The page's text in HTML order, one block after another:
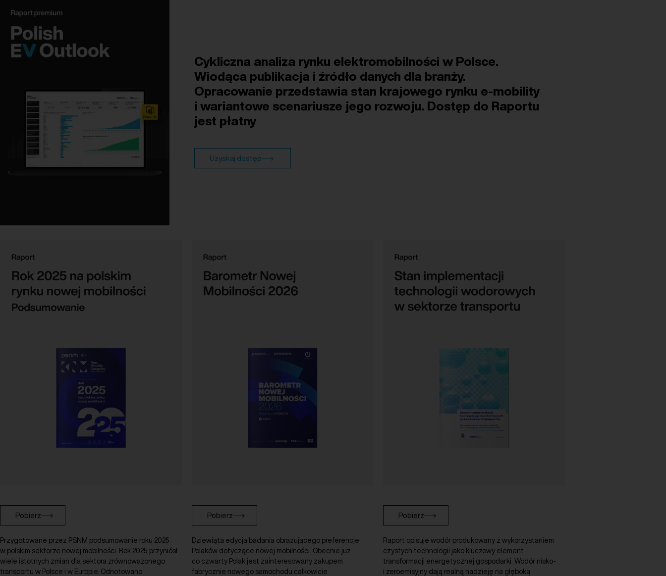
Cykliczna analiza rynku elektromobilności w Polsce.
Wiodąca publikacja i źródło danych dla branży.
Opracowanie przedstawia stan krajowego rynku e-mobility
i wariantowe scenariusze jego rozwoju. Dostęp do Raportu
jest płatny
Uzyskaj dostęp
Pobierz
Przygotowane przez PSNM podsumowanie roku 2025
w polskim sektorze nowej mobilności. Rok 2025 przyniósł
wiele istotnych zmian dla sektora zrównoważonego
transportu w Polsce i w Europie. Odnotowano
Pobierz
Dziewiąta edycja badania obrazującego preferencje
Polaków dotyczące nowej mobilności. Obecnie już
co czwarty Polak jest zainteresowany zakupem
fabrycznie nowego samochodu całkowicie
Pobierz
Raport opisuje wodór produkowany z wykorzystaniem
czystych technologii jako kluczowy element
transformacji energetycznej gospodarki. Wodór nisko-
i zeroemisyjny dają realną nadzieję na głęboką